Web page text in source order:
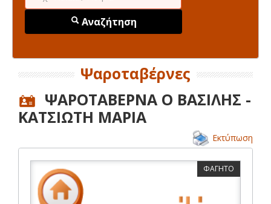
Αναζήτηση
Ψαροταβέρνες
ΨΑΡΟΤΑΒΕΡΝΑ Ο ΒΑΣΙΛΗΣ -
ΚΑΤΣΙΩΤΗ ΜΑΡΙΑ
Εκτύπωση
ΦΑΓΗΤΟ